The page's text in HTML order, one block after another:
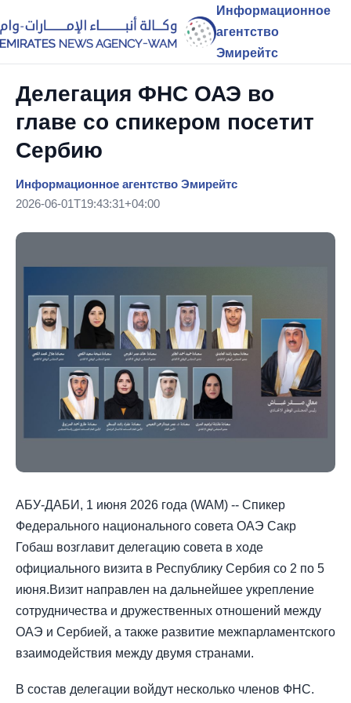
Информационное
агентство
Эмирейтс
Делегация ФНС ОАЭ во
главе со спикером посетит
Сербию
Информационное агентство Эмирейтс
2026-06-01T19:43:31+04:00
АБУ-ДАБИ, 1 июня 2026 года (WAM) -- Спикер
Федерального национального совета ОАЭ Сакр
Гобаш возглавит делегацию совета в ходе
официального визита в Республику Сербия со 2 по 5
июня.Визит направлен на дальнейшее укрепление
сотрудничества и дружественных отношений между
ОАЭ и Сербией, а также развитие межпарламентского
взаимодействия между двумя странами.
В состав делегации войдут несколько членов ФНС.